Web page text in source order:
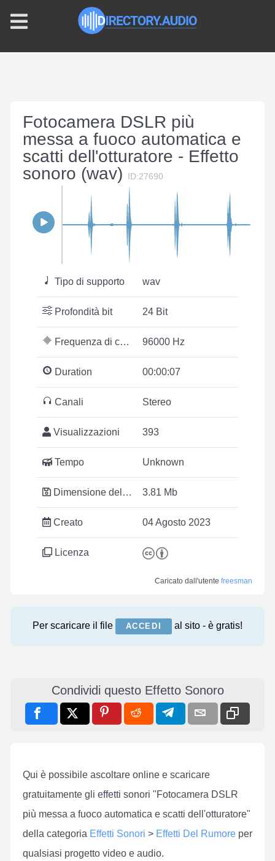
Fotocamera DSLR più
messa a fuoco automatica e
scatti dell'otturatore - Effetto
sonoro (wav)
ID:27690
Tipo di supporto wav
Profondità bit 24 Bit
Frequenza di campionamento 96000 Hz
Duration 00:00:07
Canali Stereo
Visualizzazioni 393
Tempo Unknown
Dimensione del file 3.81 Mb
Creato 04 Agosto 2023
Licenza
Caricato dall'utente freesman
Per scaricare il file ACCEDI al sito - è gratis!
Condividi questo Effetto Sonoro
Qui è possibile ascoltare online e scaricare
gratuitamente gli effetti sonori "Fotocamera DSLR
più messa a fuoco automatica e scatti dell'otturatore"
della categoria Effetti Sonori > Effetti Del Rumore per
qualsiasi progetto video e audio.